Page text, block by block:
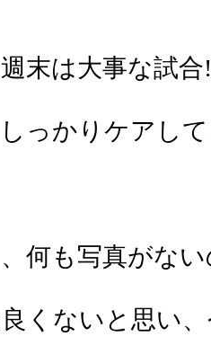
末は大事な試合
っかりケアし
何も写真がな
くないと思い